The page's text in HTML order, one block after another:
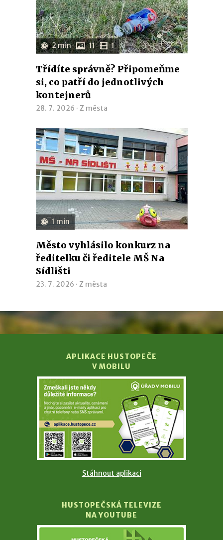
2 min 11 1
Třídíte správně? Připomeňme
si, co patří do jednotlivých
kontejnerů
28. 7. 2026 · Z města
1 min
Město vyhlásilo konkurz na
ředitelku či ředitele MŠ Na
Sídlišti
23. 7. 2026 · Z města
APLIKACE HUSTOPEČE
V MOBILU
Stáhnout aplikaci
HUSTOPEČSKÁ TELEVIZE
NA YOUTUBE